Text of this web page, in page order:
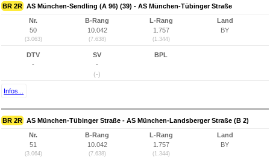
BR 2R AS München-Sendling (A 96) (39) - AS München-Tübinger Straße
Nr.
50
(3.063)
B-Rang
10.042
(7.638)
L-Rang
1.757
(1.344)
Land
BY
DTV
-
SV
-
(-)
BPL
Infos...
BR 2R AS München-Tübinger Straße - AS München-Landsberger Straße (B 2)
Nr.
51
(3.064)
B-Rang
10.042
(7.638)
L-Rang
1.757
(1.344)
Land
BY